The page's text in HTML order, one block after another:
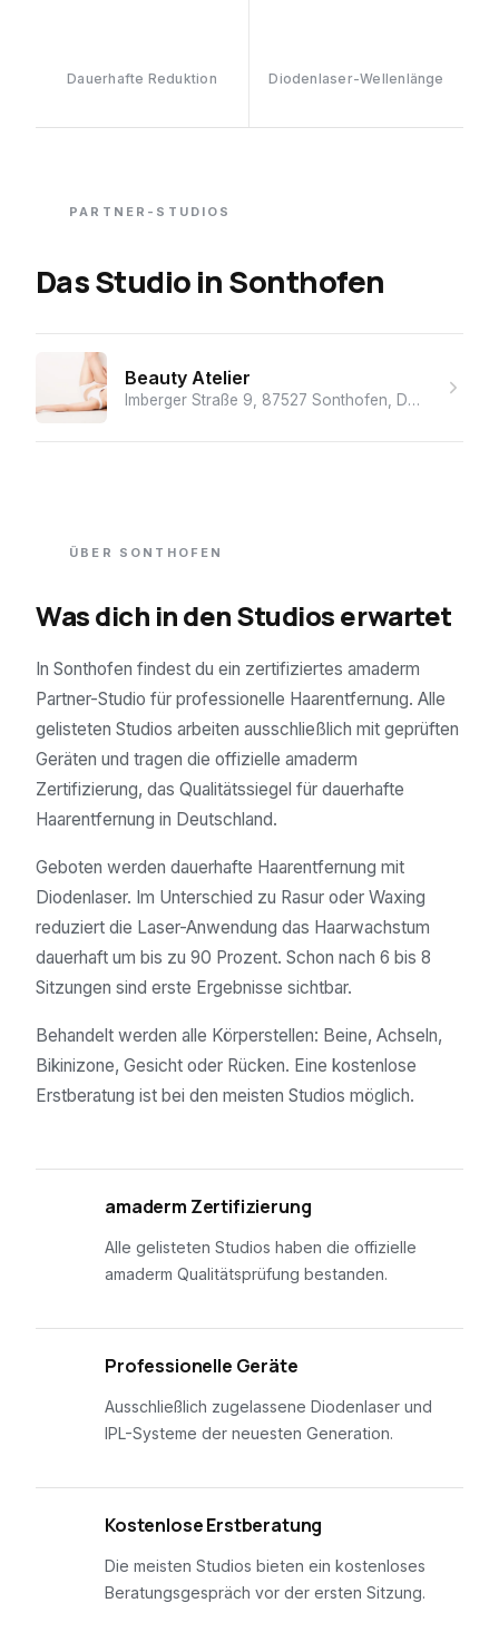
Dauerhafte Reduktion Diodenlaser-Wellenlänge
PARTNER-STUDIOS
Das StudioinSonthofen
Beauty Atelier
Imberger Straße 9, 87527 Sonthofen, Deutschland
ÜBER SONTHOFEN
Was dich in den Studios erwartet
In Sonthofen findest du ein zertifiziertes amaderm
Partner-Studio für professionelle Haarentfernung. Alle
gelisteten Studios arbeiten ausschließlich mit geprüften
Geräten und tragen die offizielle amaderm
Zertifizierung, das Qualitätssiegel für dauerhafte
Haarentfernung in Deutschland.
Geboten werden dauerhafte Haarentfernung mit
Diodenlaser. Im Unterschied zu Rasur oder Waxing
reduziert die Laser-Anwendung das Haarwachstum
dauerhaft um bis zu 90 Prozent. Schon nach 6 bis 8
Sitzungen sind erste Ergebnisse sichtbar.
Behandelt werden alle Körperstellen: Beine, Achseln,
Bikinizone, Gesicht oder Rücken. Eine kostenlose
Erstberatung ist bei den meisten Studios möglich.
amaderm Zertifizierung
Alle gelisteten Studios haben die offizielle
amaderm Qualitätsprüfung bestanden.
Professionelle Geräte
Ausschließlich zugelassene Diodenlaser und
IPL-Systeme der neuesten Generation.
Kostenlose Erstberatung
Die meisten Studios bieten ein kostenloses
Beratungsgespräch vor der ersten Sitzung.